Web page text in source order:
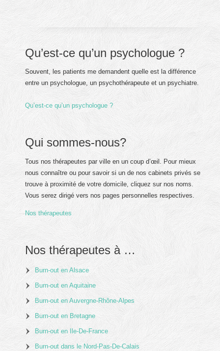
Qu’est-ce qu’un psychologue ?
Souvent, les patients me demandent quelle est la différence
entre un psychologue, un psychothérapeute et un psychiatre.
Qu’est-ce qu’un psychologue ?
Qui sommes-nous?
Tous nos thérapeutes par ville en un coup d’œil. Pour mieux
nous connaître ou pour savoir si un de nos cabinets privés se
trouve à proximité de votre domicile, cliquez sur nos noms.
Vous serez dirigé vers nos pages personnelles respectives.
Nos thérapeutes
Nos thérapeutes à …
Burn-out en Alsace
Burn-out en Aquitaine
Burn-out en Auvergne-Rhône-Alpes
Burn-out en Bretagne
Burn-out en Ile-De-France
Burn-out dans le Nord-Pas-De-Calais